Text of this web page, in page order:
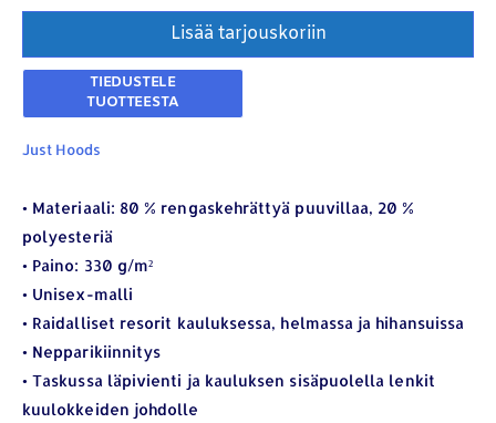
Lisää tarjouskoriin
Just Hoods
• Materiaali: 80 % rengaskehrättyä puuvillaa, 20 %
polyesteriä
• Paino: 330 g/m²
• Unisex-malli
• Raidalliset resorit kauluksessa, helmassa ja hihansuissa
• Nepparikiinnitys
• Taskussa läpivienti ja kauluksen sisäpuolella lenkit
kuulokkeiden johdolle
YHTEYSTIEDOT
Osoite: Hikivuorenkatu 14 C 20, 33710 Tampere